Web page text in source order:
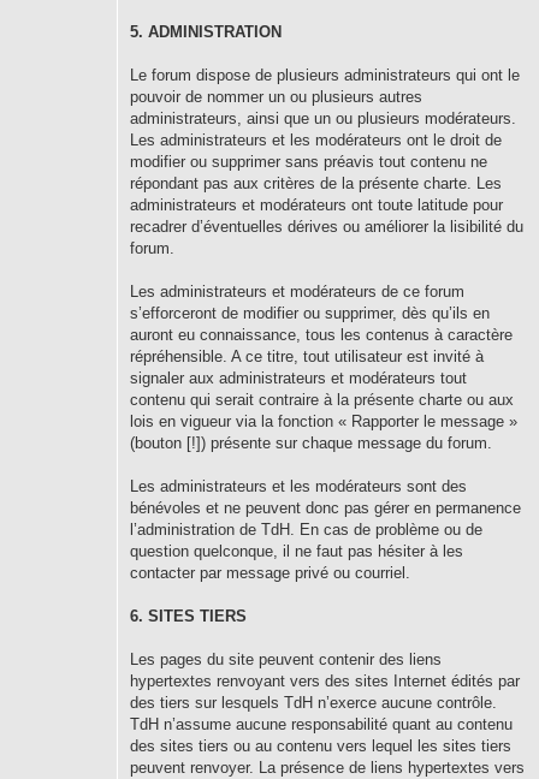
5. ADMINISTRATION
Le forum dispose de plusieurs administrateurs qui ont le
pouvoir de nommer un ou plusieurs autres
administrateurs, ainsi que un ou plusieurs modérateurs.
Les administrateurs et les modérateurs ont le droit de
modifier ou supprimer sans préavis tout contenu ne
répondant pas aux critères de la présente charte. Les
administrateurs et modérateurs ont toute latitude pour
recadrer d’éventuelles dérives ou améliorer la lisibilité du
forum.
Les administrateurs et modérateurs de ce forum
s’efforceront de modifier ou supprimer, dès qu’ils en
auront eu connaissance, tous les contenus à caractère
répréhensible. A ce titre, tout utilisateur est invité à
signaler aux administrateurs et modérateurs tout
contenu qui serait contraire à la présente charte ou aux
lois en vigueur via la fonction « Rapporter le message »
(bouton [!]) présente sur chaque message du forum.
Les administrateurs et les modérateurs sont des
bénévoles et ne peuvent donc pas gérer en permanence
l’administration de TdH. En cas de problème ou de
question quelconque, il ne faut pas hésiter à les
contacter par message privé ou courriel.
6. SITES TIERS
Les pages du site peuvent contenir des liens
hypertextes renvoyant vers des sites Internet édités par
des tiers sur lesquels TdH n’exerce aucune contrôle.
TdH n’assume aucune responsabilité quant au contenu
des sites tiers ou au contenu vers lequel les sites tiers
peuvent renvoyer. La présence de liens hypertextes vers